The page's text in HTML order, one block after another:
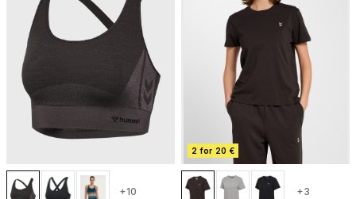
+10
2 for 20 €
+3